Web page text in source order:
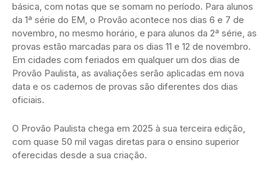
básica, com notas que se somam no período. Para alunos
da 1ª série do EM, o Provão acontece nos dias 6 e 7 de
novembro, no mesmo horário, e para alunos da 2ª série, as
provas estão marcadas para os dias 11 e 12 de novembro.
Em cidades com feriados em qualquer um dos dias de
Provão Paulista, as avaliações serão aplicadas em nova
data e os cadernos de provas são diferentes dos dias
oficiais.
O Provão Paulista chega em 2025 à sua terceira edição,
com quase 50 mil vagas diretas para o ensino superior
oferecidas desde a sua criação.